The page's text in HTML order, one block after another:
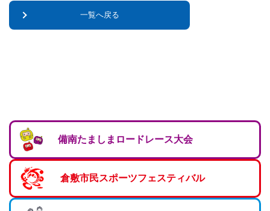
一覧へ戻る
備南たましまロードレース大会
倉敷市民スポーツフェスティバル